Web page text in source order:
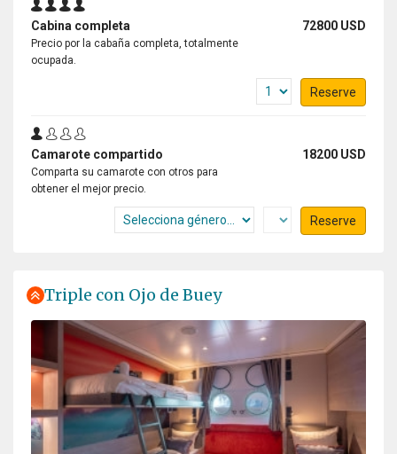
Cabina completa 72800 USD
Precio por la cabaña completa, totalmente
ocupada.
Reserve
Camarote compartido 18200 USD
Comparta su camarote con otros para
obtener el mejor precio.
Reserve
Triple con Ojo de Buey